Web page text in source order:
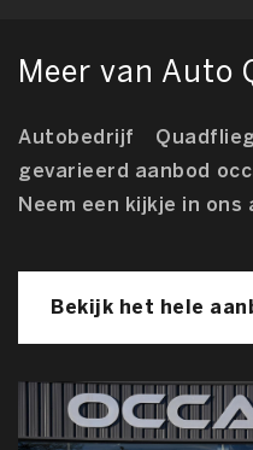
Meer van Auto
Autobedrijf
gevarieerd aanbod
Neem een kijkje in ons
Bekijk het hele